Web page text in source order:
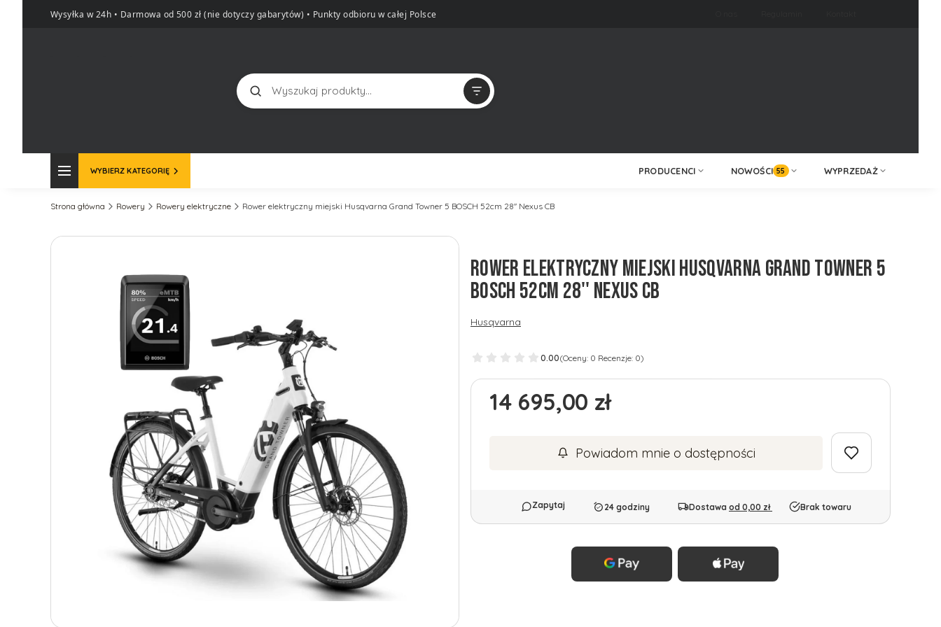
Wysyłka w 24h • Darmowa od 500 zł (nie dotyczy gabarytów) • Punkty odbioru w całej Polsce
Szukaj
WYBIERZ KATEGORIĘ PRODUCENCI NOWOŚCI 55 WYPRZEDAŻ
Strona główna Rowery Rowery elektryczne Rower elektryczny miejski Husqvarna Grand Towner 5 BOSCH 52cm 28'' Nexus CB
ROWER ELEKTRYCZNY MIEJSKI HUSQVARNA GRAND TOWNER 5
BOSCH 52CM 28'' NEXUS CB
Husqvarna
0.00(Oceny: 0 Recenzje: 0)
Cena
14 695,00 zł
Powiadom mnie o dostępności
24 godziny Dostawa od 0,00 zł Brak towaru